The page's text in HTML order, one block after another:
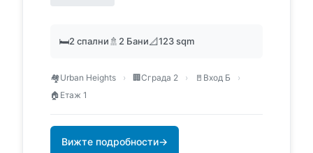
🛏️2 спални🚿 2 Бани📐123 sqm
🏘️Urban Heights › 🏢Сграда 2 › 🚪 Вход Б
›
🏠 Етаж 1
Вижте подробности→